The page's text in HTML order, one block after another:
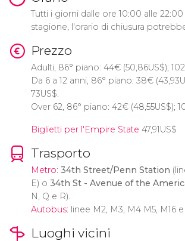
Tutti i giorni dalle ore 10:00 alle
stagione, l'orario di chiusura
Prezzo
Adulti, 86° piano: 44€(50,86US$);
Da 6 a 12 anni, 86° piano: 38€(43,93
73US$.
Over 62, 86° piano: 42€(48,55US$);
Biglietti per l'Empire State 47,91US$
Trasporto
Metro: 34th Street/Penn Station
E) o 34th St - Avenue of the
N, Q e R).
Autobus: linee M2, M3, M4 M5, M16
Luoghi vicini